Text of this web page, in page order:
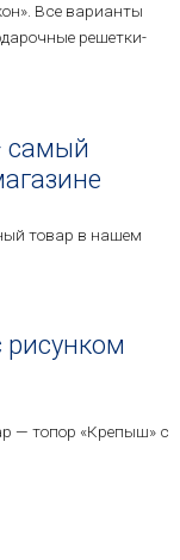
Все варианты
решетки-
самый
товар в нашем
— топор «Крепыш» с